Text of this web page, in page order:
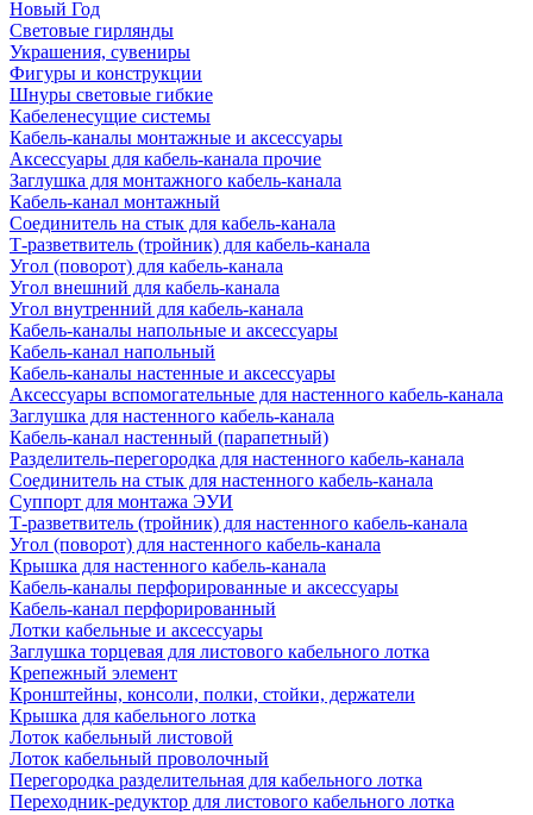
Новый Год
Световые гирлянды
Украшения, сувениры
Фигуры и конструкции
Шнуры световые гибкие
Кабеленесущие системы
Кабель-каналы монтажные и аксессуары
Аксессуары для кабель-канала прочие
Заглушка для монтажного кабель-канала
Кабель-канал монтажный
Соединитель на стык для кабель-канала
Т-разветвитель (тройник) для кабель-канала
Угол (поворот) для кабель-канала
Угол внешний для кабель-канала
Угол внутренний для кабель-канала
Кабель-каналы напольные и аксессуары
Кабель-канал напольный
Кабель-каналы настенные и аксессуары
Аксессуары вспомогательные для настенного кабель-канала
Заглушка для настенного кабель-канала
Кабель-канал настенный (парапетный)
Разделитель-перегородка для настенного кабель-канала
Соединитель на стык для настенного кабель-канала
Суппорт для монтажа ЭУИ
Т-разветвитель (тройник) для настенного кабель-канала
Угол (поворот) для настенного кабель-канала
Крышка для настенного кабель-канала
Кабель-каналы перфорированные и аксессуары
Кабель-канал перфорированный
Лотки кабельные и аксессуары
Заглушка торцевая для листового кабельного лотка
Крепежный элемент
Кронштейны, консоли, полки, стойки, держатели
Крышка для кабельного лотка
Лоток кабельный листовой
Лоток кабельный проволочный
Перегородка разделительная для кабельного лотка
Переходник-редуктор для листового кабельного лотка